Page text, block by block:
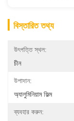
বিস্তারিত তথ্য
উৎপত্তি স্থল:
চীন
উপাদান:
অ্যালুমিনিয়াম ফিল্ম
ব্যবহার করুন: